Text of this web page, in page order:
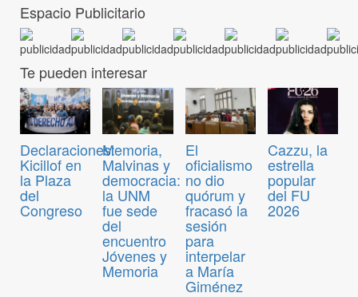
Espacio Publicitario
Te pueden interesar
Declaraciones:
Kicillof en
la Plaza
del
Congreso
Memoria,
Malvinas y
democracia:
la UNM
fue sede
del
encuentro
Jóvenes y
Memoria
El
oficialismo
no dio
quórum y
fracasó la
sesión
para
interpelar
a María
Giménez
Cazzu, la
estrella
popular
del FU
2026